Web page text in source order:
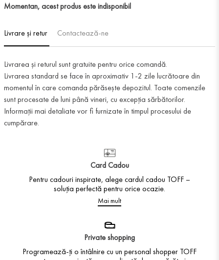
Momentan, acest produs este indisponibil
Livrare și retur Contactează-ne
Livrarea și returul sunt gratuite pentru orice comandă.
Livrarea standard se face în aproximativ 1-2 zile lucrătoare din
momentul în care comanda părăsește depozitul. Toate comenzile
sunt procesate de luni până vineri, cu excepția sărbătorilor.
Informații mai detaliate vor fi furnizate în timpul procesului de
cumpărare.
Card Cadou
Pentru cadouri inspirate, alege cardul cadou TOFF –
soluția perfectă pentru orice ocazie.
Mai mult
Private shopping
Programează-ți o întâlnire cu un personal shopper TOFF